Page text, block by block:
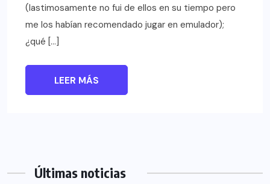
(lastimosamente no fui de ellos en su tiempo pero
me los habían recomendado jugar en emulador);
¿qué […]
LEER MÁS
Últimas noticias